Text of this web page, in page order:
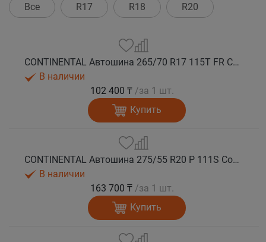
Все R17 R18 R20
CONTINENTAL Автошина 265/70 R17 115T FR ContiCrossContact LX 2 лето
В наличии
102 400 ₸ /за 1 шт.
Купить
CONTINENTAL Автошина 275/55 R20 P 111S ContiCrossContact LX 2 лето
В наличии
163 700 ₸ /за 1 шт.
Купить